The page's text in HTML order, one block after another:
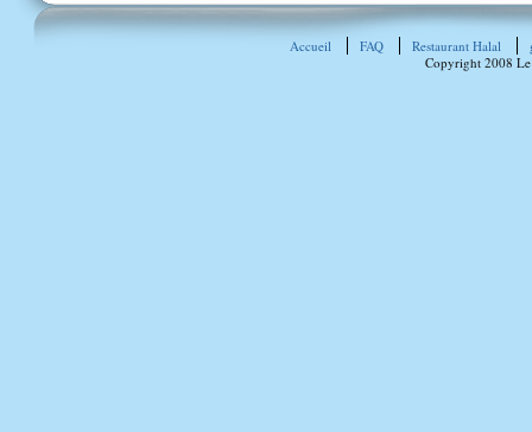
Accueil FAQ Restaurant Halal
Copyright 2008